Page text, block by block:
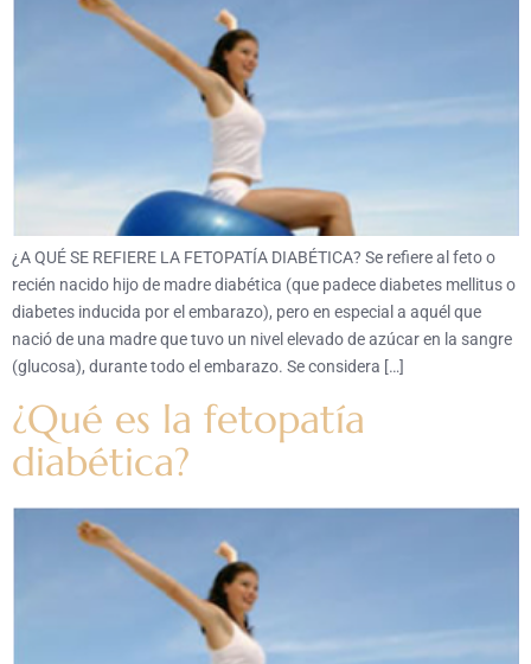
¿A QUÉ SE REFIERE LA FETOPATÍA DIABÉTICA? Se refiere al feto o
recién nacido hijo de madre diabética (que padece diabetes mellitus o
diabetes inducida por el embarazo), pero en especial a aquél que
nació de una madre que tuvo un nivel elevado de azúcar en la sangre
(glucosa), durante todo el embarazo. Se considera […]
¿Qué es la fetopatía
diabética?